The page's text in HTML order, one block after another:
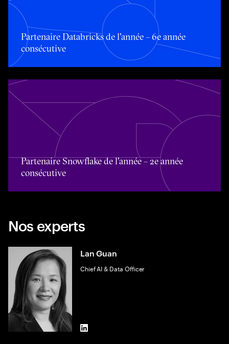
Partenaire Databricks de l'année – 6e année consécutive
Partenaire Databricks de l'année – 6e année
consécutive
Partenaire Snowflake de l'année – 2e année consécutive
Partenaire Snowflake de l'année – 2e année
consécutive
Nos experts
Lan Guan
Chief AI & Data Officer
LinkedIn